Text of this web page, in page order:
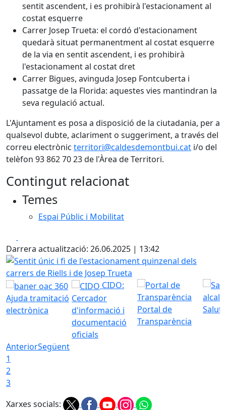
sentit ascendent, i es prohibirà l'estacionament al
costat esquerre
Carrer Josep Trueta: el cordó d'estacionament
quedarà situat permanentment al costat esquerre
de la via en sentit ascendent, i es prohibirà
l'estacionament al costat dret
Carrer Bigues, avinguda Josep Fontcuberta i
passatge de la Florida: aquestes vies mantindran la
seva regulació actual.
L'Ajuntament es posa a disposició de la ciutadania, per a
qualsevol dubte, aclariment o suggeriment, a través del
correu electrònic territori@caldesdemontbui.cat i/o del
telèfon 93 862 70 23 de l'Àrea de Territori.
Contingut relacionat
Temes
Espai Públic i Mobilitat
Darrera actualització: 26.06.2025 | 13:42
Sentit únic i fi de l'estacionament quinzenal dels carrers
Ajuda tramitació
electrònica
CIDO:
Cercador
d'informació i
documentació
oficials
Portal de
Transparència
AnteriorSegüent
1
2
3
Xarxes socials: